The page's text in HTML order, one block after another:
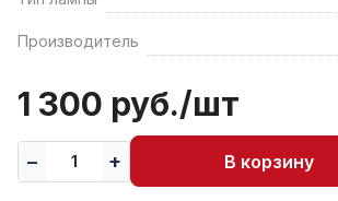
Производитель
1 300 руб./шт
В корзину